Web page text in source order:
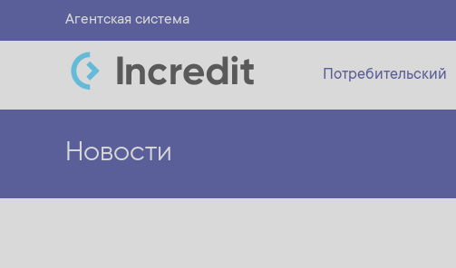
Агентская система
Потребительский
Новости